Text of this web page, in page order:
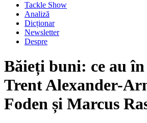
Tackle Show
Analiză
Dicționar
Newsletter
Despre
Băieți buni: ce au
Trent Alexander-
Foden și Marcus